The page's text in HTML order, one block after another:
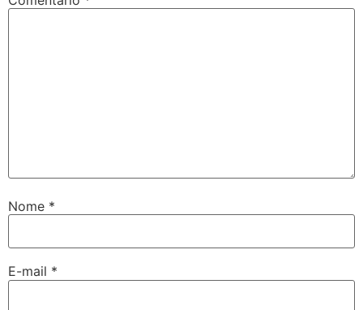
Nome *
E-mail *